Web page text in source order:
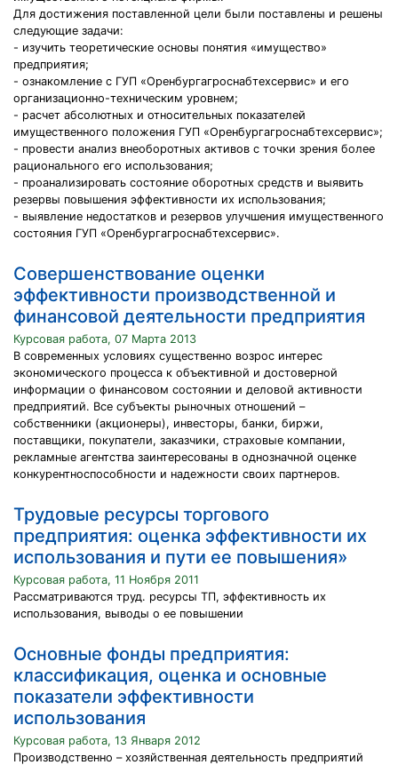
Для достижения поставленной цели были поставлены и решены
следующие задачи:
- изучить теоретические основы понятия «имущество»
предприятия;
- ознакомление с ГУП «Оренбургагроснабтехсервис» и его
организационно-техническим уровнем;
- расчет абсолютных и относительных показателей
имущественного положения ГУП «Оренбургагроснабтехсервис»;
- провести анализ внеоборотных активов с точки зрения более
рационального его использования;
- проанализировать состояние оборотных средств и выявить
резервы повышения эффективности их использования;
- выявление недостатков и резервов улучшения имущественного
состояния ГУП «Оренбургагроснабтехсервис».
Совершенствование оценки
эффективности производственной и
финансовой деятельности предприятия
Курсовая работа, 07 Марта 2013
В современных условиях существенно возрос интерес
экономического процесса к объективной и достоверной
информации о финансовом состоянии и деловой активности
предприятий. Все субъекты рыночных отношений –
собственники (акционеры), инвесторы, банки, биржи,
поставщики, покупатели, заказчики, страховые компании,
рекламные агентства заинтересованы в однозначной оценке
конкурентноспособности и надежности своих партнеров.
Трудовые ресурсы торгового
предприятия: оценка эффективности их
использования и пути ее повышения»
Курсовая работа, 11 Ноября 2011
Рассматриваются труд. ресурсы ТП, эффективность их
использования, выводы о ее повышении
Основные фонды предприятия:
классификация, оценка и основные
показатели эффективности
использования
Курсовая работа, 13 Января 2012
Производственно – хозяйственная деятельность предприятий